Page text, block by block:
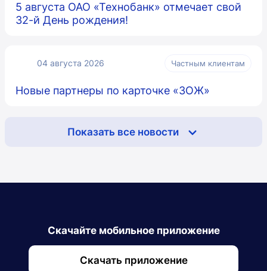
5 августа ОАО «Технобанк» отмечает свой
32-й День рождения!
04 августа 2026 Частным клиентам
Новые партнеры по карточке «ЗОЖ»
Показать все новости
Скачайте мобильное приложение
Скачать приложение